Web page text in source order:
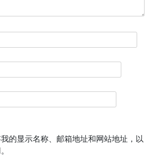
的显示名称、邮箱地址和网站地址，以